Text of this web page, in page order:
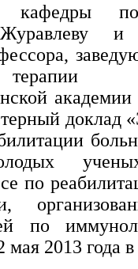
кафедры
и
доклад
по
по
мая 2013 года